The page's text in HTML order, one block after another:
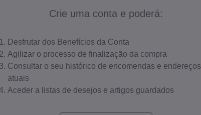
Crie uma conta e poderá:
Desfrutar dos Benefícios da Conta
Agilizar o processo de finalização da compra
Consultar o seu histórico de encomendas e endereços
atuais
Aceder a listas de desejos e artigos guardados